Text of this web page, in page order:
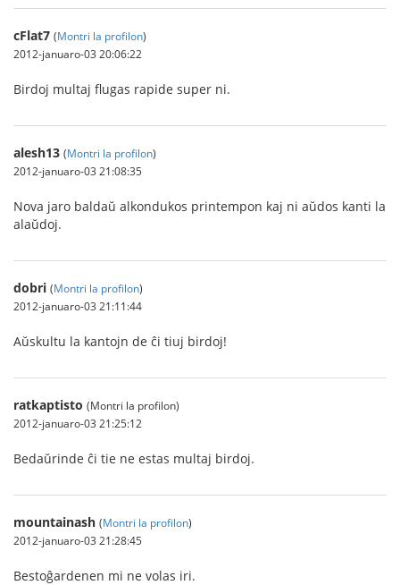
cFlat7 (Montri la profilon)
2012-januaro-03 20:06:22
Birdoj multaj flugas rapide super ni.
alesh13 (Montri la profilon)
2012-januaro-03 21:08:35
Nova jaro baldaŭ alkondukos printempon kaj ni aŭdos kanti la
alaŭdoj.
dobri (Montri la profilon)
2012-januaro-03 21:11:44
Aŭskultu la kantojn de ĉi tiuj birdoj!
ratkaptisto (Montri la profilon)
2012-januaro-03 21:25:12
Bedaŭrinde ĉi tie ne estas multaj birdoj.
mountainash (Montri la profilon)
2012-januaro-03 21:28:45
Bestoĝardenen mi ne volas iri.